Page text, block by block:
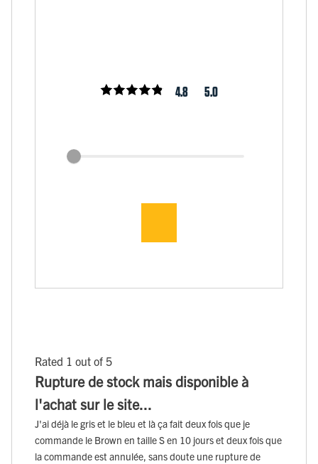
4.8 5.0
Rated 1 out of 5
Rupture de stock mais disponible à
l'achat sur le site...
J'ai déjà le gris et le bleu et là ça fait deux fois que je
commande le Brown en taille S en 10 jours et deux fois que
la commande est annulée, sans doute une rupture de